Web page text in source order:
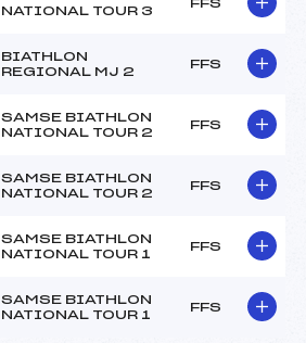
NATIONAL TOUR 3
FFS
BIATHLON
REGIONAL MJ 2
FFS
SAMSE BIATHLON
NATIONAL TOUR 2
FFS
SAMSE BIATHLON
NATIONAL TOUR 2
FFS
SAMSE BIATHLON
NATIONAL TOUR 1
FFS
SAMSE BIATHLON
NATIONAL TOUR 1
FFS